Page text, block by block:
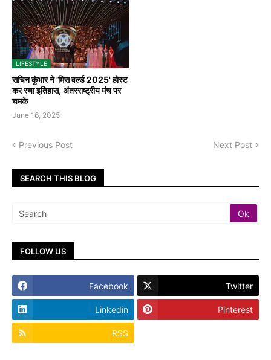
LIFESTYLE
सचिन कुंभार ने 'मिस वर्ल्ड 2025' होस्ट
कर रचा इतिहास, अंतरराष्ट्रीय मंच पर
चमके
June 16, 2025
Previous Post Next Post
SEARCH THIS BLOG
FOLLOW US
Facebook Twitter
Linkedin Pinterest
RSS